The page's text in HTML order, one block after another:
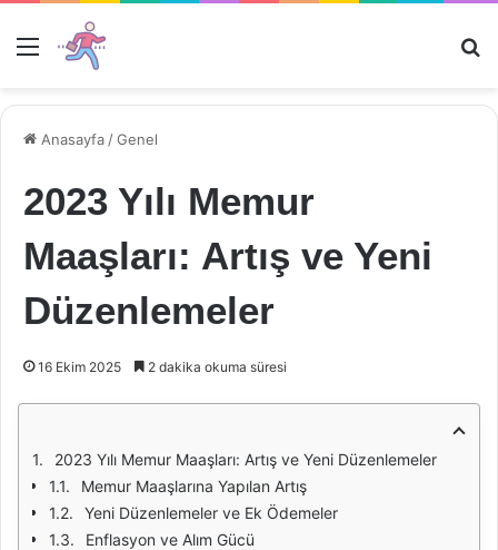
Menü
Anasayfa /Genel
2023 Yılı Memur
Maaşları: Artış ve Yeni
Düzenlemeler
16 Ekim 2025 2 dakika okuma süresi
2023 Yılı Memur Maaşları: Artış ve Yeni Düzenlemeler
Memur Maaşlarına Yapılan Artış
Yeni Düzenlemeler ve Ek Ödemeler
Enflasyon ve Alım Gücü